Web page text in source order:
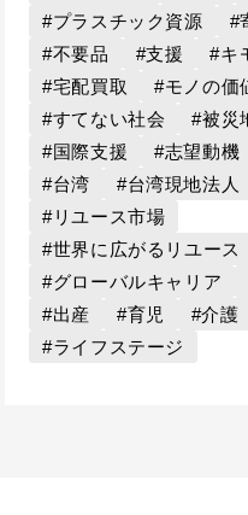
#プラスチック資源
#
#不要品
#支援
#キ
#宅配買取
#モノの価
#すてない社会
#被災
#国際支援
#志望動機
#台湾
#台湾現地法人
#リユース市場
#世界に広がるリユース
#グローバルキャリア
#出産
#育児 #介護
#ライフステージ